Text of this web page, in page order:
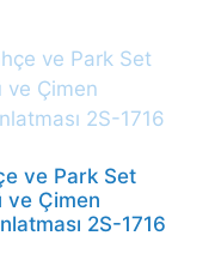
ve Park Set
ve Çimen
2S-1716